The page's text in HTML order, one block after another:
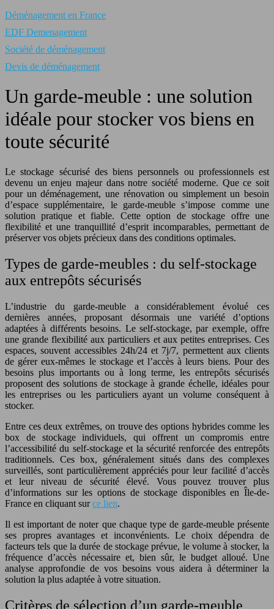
Déménagement en France
EDF Demenagement
Société de déménagement
Devis de déménagement
Un garde-meuble : une solution
idéale pour stocker vos biens en
toute sécurité
Le stockage sécurisé des biens personnels ou professionnels est
devenu un enjeu majeur dans notre société moderne. Que ce soit
pour un déménagement, une rénovation ou simplement un besoin
d’espace supplémentaire, le garde-meuble s’impose comme une
solution pratique et fiable. Cette option de stockage offre une
flexibilité et une tranquillité d’esprit incomparables, permettant de
préserver vos objets précieux dans des conditions optimales.
Types de garde-meubles : du self-stockage
aux entrepôts sécurisés
L’industrie du garde-meuble a considérablement évolué ces
dernières années, proposant désormais une variété d’options
adaptées à différents besoins. Le self-stockage, par exemple, offre
une grande flexibilité aux particuliers et aux petites entreprises. Ces
espaces, souvent accessibles 24h/24 et 7j/7, permettent aux clients
de gérer eux-mêmes le stockage et l’accès à leurs biens. Pour des
besoins plus importants ou à long terme, les entrepôts sécurisés
proposent des solutions de stockage à grande échelle, idéales pour
les entreprises ou les particuliers ayant un volume conséquent à
stocker.
Entre ces deux extrêmes, on trouve des options hybrides comme les
box de stockage individuels, qui offrent un compromis entre
l’accessibilité du self-stockage et la sécurité renforcée des entrepôts
traditionnels. Ces box, généralement situés dans des complexes
surveillés, sont particulièrement appréciés pour leur facilité d’accès
et leur niveau de sécurité élevé. Vous pouvez trouver plus
d’informations sur les options de stockage disponibles en Île-de-
France en cliquant surce lien.
Il est important de noter que chaque type de garde-meuble présente
ses propres avantages et inconvénients. Le choix dépendra de
facteurs tels que la durée de stockage prévue, le volume à stocker, la
fréquence d’accès nécessaire et, bien sûr, le budget alloué. Une
analyse approfondie de vos besoins vous aidera à déterminer la
solution la plus adaptée à votre situation.
Critères de sélection d’un garde-meuble